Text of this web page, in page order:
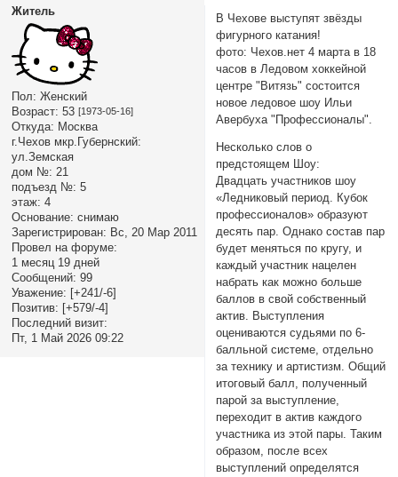
Житель
Пол: Женский
Возраст: 53 [1973-05-16]
Откуда: Москва
г.Чехов мкр.Губернский:
ул.Земская
дом №: 21
подъезд №: 5
этаж: 4
Основание: снимаю
Зарегистрирован: Вс, 20 Мар 2011
Провел на форуме:
1 месяц 19 дней
Сообщений: 99
Уважение: [+241/-6]
Позитив: [+579/-4]
Последний визит:
Пт, 1 Май 2026 09:22
В Чехове выступят звёзды
фигурного катания!
фото: Чехов.нет 4 марта в 18
часов в Ледовом хоккейной
центре "Витязь" состоится
новое ледовое шоу Ильи
Авербуха "Профессионалы".
Несколько слов о
предстоящем Шоу:
Двадцать участников шоу
«Ледниковый период. Кубок
профессионалов» образуют
десять пар. Однако состав пар
будет меняться по кругу, и
каждый участник нацелен
набрать как можно больше
баллов в свой собственный
актив. Выступления
оцениваются судьями по 6-
балльной системе, отдельно
за технику и артистизм. Общий
итоговый балл, полученный
парой за выступление,
переходит в актив каждого
участника из этой пары. Таким
образом, после всех
выступлений определятся